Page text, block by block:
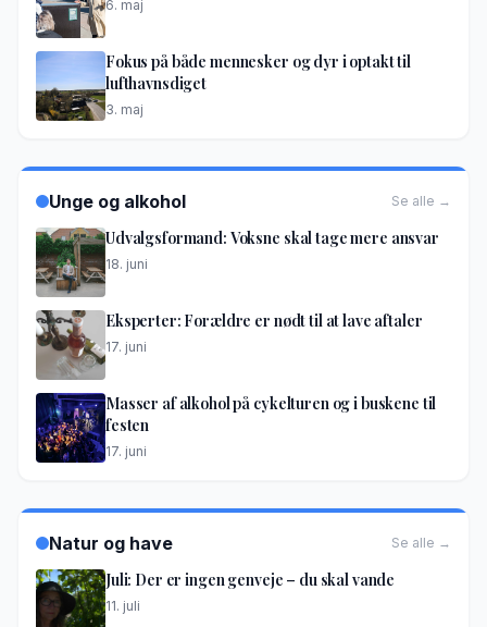
6. maj
Fokus på både mennesker og dyr i optakt til
lufthavnsdiget
3. maj
Unge og alkohol Se alle →
Udvalgsformand: Voksne skal tage mere ansvar
18. juni
Eksperter: Forældre er nødt til at lave aftaler
17. juni
Masser af alkohol på cykelturen og i buskene til
festen
17. juni
Natur og have Se alle →
Juli: Der er ingen genveje – du skal vande
11. juli